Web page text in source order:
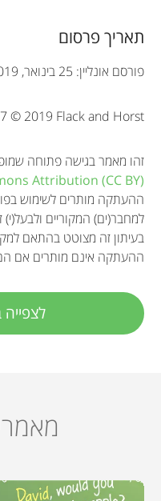
t
i
n
תאריך פרסום
פורסם אונליין: 25 בינואר, 2019.
© 2019 Flack and Horst
זהו מאמר בגישה פתוחה
Attribution (CC BY)
ההעתקה מותרים לשימוש
למחבר(ים) המקוריים ולבעל(י)
בעיתון זה מצוטט בהתאם
ההעתקה אינם מותרים אם